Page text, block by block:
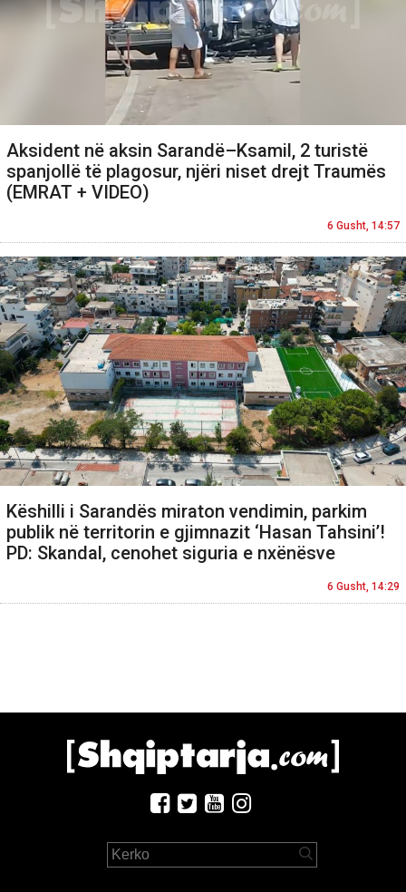
Aksident në aksin Sarandë–Ksamil, 2 turistë
spanjollë të plagosur, njëri niset drejt Traumës
(EMRAT + VIDEO)
6 Gusht, 14:57
Këshilli i Sarandës miraton vendimin, parkim
publik në territorin e gjimnazit ‘Hasan Tahsini’!
PD: Skandal, cenohet siguria e nxënësve
6 Gusht, 14:29